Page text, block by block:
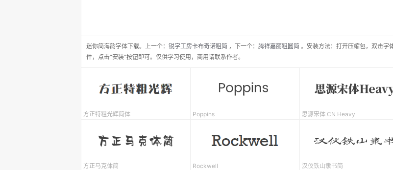
迷你简海韵字体下载。 上一个： 锐字工房卡布奇诺粗简 ， 下一个： 腾祥嘉丽粗圆简 。安装方法：打开压缩包，双击字
件，点击“安装”按钮即可。仅供学习使用，商用请联系作者。
方正特粗光辉简体 Poppins 思源宋体 CN Heavy
方正马克体简 Rockwell 汉仪铁山隶书简